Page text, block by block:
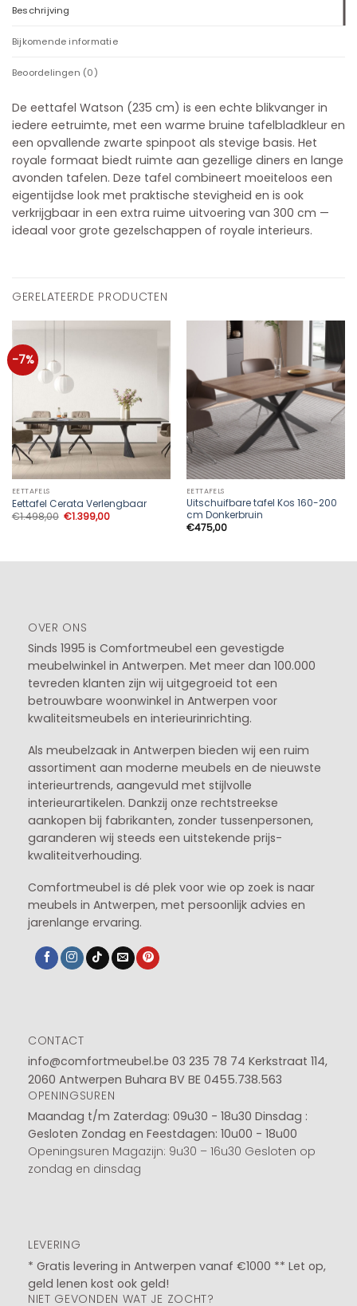
Beschrijving
Bijkomende informatie
Beoordelingen (0)
De eettafel Watson (235 cm) is een echte blikvanger in
iedere eetruimte, met een warme bruine tafelbladkleur en
een opvallende zwarte spinpoot als stevige basis. Het
royale formaat biedt ruimte aan gezellige diners en lange
avonden tafelen. Deze tafel combineert moeiteloos een
eigentijdse look met praktische stevigheid en is ook
verkrijgbaar in een extra ruime uitvoering van 300 cm —
ideaal voor grote gezelschappen of royale interieurs.
GERELATEERDE PRODUCTEN
-7%
EETTAFELS
Eettafel Cerata Verlengbaar
€1.498,00 Oorspronkelijke
prijs
€1.399,00Huidige
EETTAFELS
Uitschuifbare tafel Kos 160-200
cm Donkerbruin
€475,00
OVER ONS
Sinds 1995 is Comfortmeubel een gevestigde
meubelwinkel in Antwerpen. Met meer dan 100.000
tevreden klanten zijn wij uitgegroeid tot een
betrouwbare woonwinkel in Antwerpen voor
kwaliteitsmeubels en interieurinrichting.
Als meubelzaak in Antwerpen bieden wij een ruim
assortiment aan moderne meubels en de nieuwste
interieurtrends, aangevuld met stijlvolle
interieurartikelen. Dankzij onze rechtstreekse
aankopen bij fabrikanten, zonder tussenpersonen,
garanderen wij steeds een uitstekende prijs-
kwaliteitverhouding.
Comfortmeubel is dé plek voor wie op zoek is naar
meubels in Antwerpen, met persoonlijk advies en
jarenlange ervaring.
CONTACT
info@comfortmeubel.be 03 235 78 74 Kerkstraat 114,
2060 Antwerpen Buhara BV BE 0455.738.563
OPENINGSUREN
Maandag t/m Zaterdag: 09u30 - 18u30 Dinsdag :
Gesloten Zondag en Feestdagen: 10u00 - 18u00
Openingsuren Magazijn: 9u30 – 16u30 Gesloten op
zondag en dinsdag
LEVERING
* Gratis levering in Antwerpen vanaf €1000 ** Let op,
geld lenen kost ook geld!
NIET GEVONDEN WAT JE ZOCHT?